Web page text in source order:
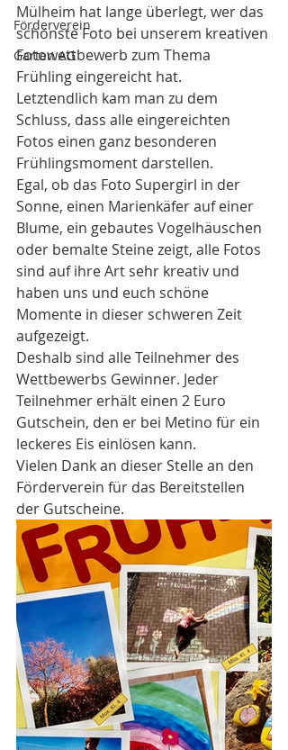
Förderverein
Garten AG
Mülheim hat lange überlegt, wer das
schönste Foto bei unserem kreativen
Fotowettbewerb zum Thema
Frühling eingereicht hat.
Letztendlich kam man zu dem
Schluss, dass alle eingereichten
Fotos einen ganz besonderen
Frühlingsmoment darstellen.
Egal, ob das Foto Supergirl in der
Sonne, einen Marienkäfer auf einer
Blume, ein gebautes Vogelhäuschen
oder bemalte Steine zeigt, alle Fotos
sind auf ihre Art sehr kreativ und
haben uns und euch schöne
Momente in dieser schweren Zeit
aufgezeigt.
Deshalb sind alle Teilnehmer des
Wettbewerbs Gewinner. Jeder
Teilnehmer erhält einen 2 Euro
Gutschein, den er bei Metino für ein
leckeres Eis einlösen kann.
Vielen Dank an dieser Stelle an den
Förderverein für das Bereitstellen
der Gutscheine.